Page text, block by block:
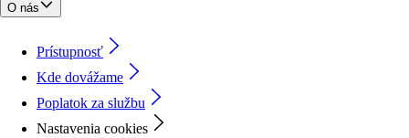
O nás
Prístupnosť
Kde dovážame
Poplatok za službu
Nastavenia cookies